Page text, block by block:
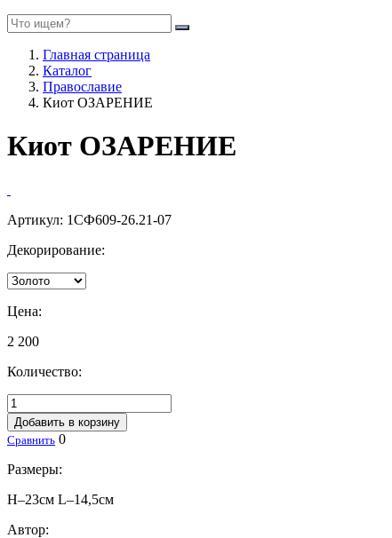
Главная страница
Каталог
Православие
Киот ОЗАРЕНИЕ
Киот ОЗАРЕНИЕ
Артикул: 1СФ609-26.21-07
Декорирование:
Цена:
2 200
Количество:
Добавить в корзину
Сравнить 0
Размеры:
H–23см L–14,5см
Автор: